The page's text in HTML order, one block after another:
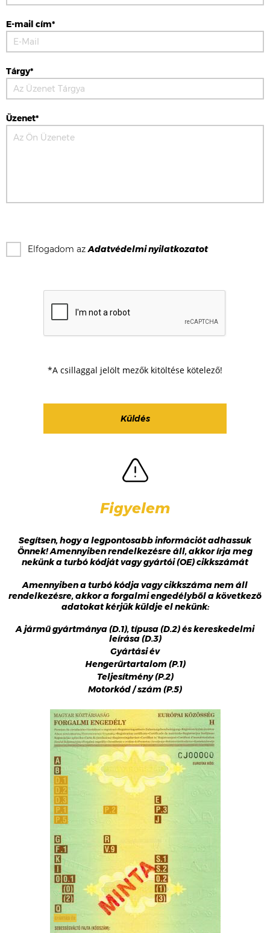
E-mail cím*
Tárgy*
Üzenet*
Elfogadom azAdatvédelmi nyilatkozatot
*A csillaggal jelölt mezők kitöltése kötelező!
Figyelem
Segítsen, hogy a legpontosabb információt adhassuk
Önnek! Amennyiben rendelkezésre áll, akkor írja meg
nekünk a turbó kódját vagy gyártói (OE) cikkszámát
Amennyiben a turbó kódja vagy cikkszáma nem áll
rendelkezésre, akkor a forgalmi engedélyből a következő
adatokat kérjük küldje el nekünk:
A jármű gyártmánya (D.1), típusa (D.2) és kereskedelmi
leírása (D.3)
Gyártási év
Hengerűrtartalom (P.1)
Teljesítmény (P.2)
Motorkód / szám (P.5)